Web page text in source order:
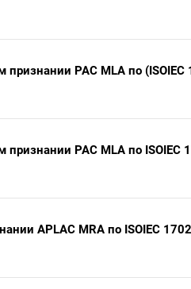
PAC MLA по
PAC MLA по ISOIEC
APLAC MRA по ISOIEC